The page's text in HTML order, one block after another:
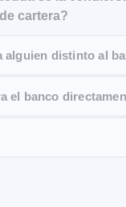
cartera?
alguien distinto al
el banco